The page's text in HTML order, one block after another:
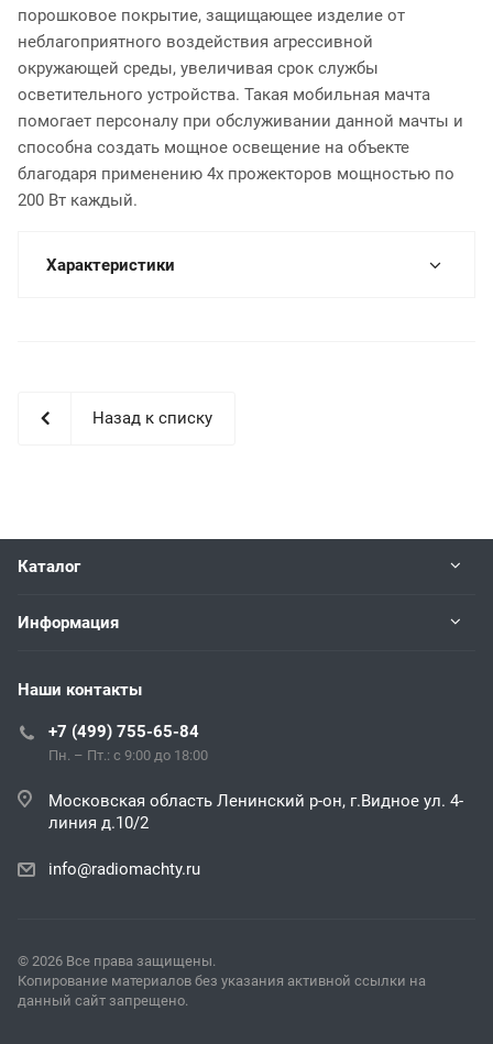
порошковое покрытие, защищающее изделие от
неблагоприятного воздействия агрессивной
окружающей среды, увеличивая срок службы
осветительного устройства. Такая мобильная мачта
помогает персоналу при обслуживании данной мачты и
способна создать мощное освещение на объекте
благодаря применению 4х прожекторов мощностью по
200 Вт каждый.
Характеристики
Назад к списку
Каталог
Информация
Наши контакты
+7 (499) 755-65-84
Пн. – Пт.: с 9:00 до 18:00
Московская область Ленинский р-он, г.Видное ул. 4-
линия д.10/2
info@radiomachty.ru
© 2026 Все права защищены.
Копирование материалов без указания активной ссылки на
данный сайт запрещено.